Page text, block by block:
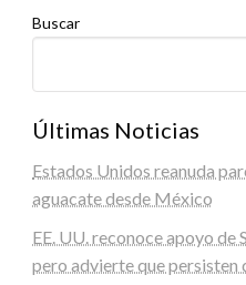
Buscar
Últimas Noticias
Estados Unidos reanuda
aguacate desde México
EE. UU. reconoce apoyo de
pero advierte que persisten